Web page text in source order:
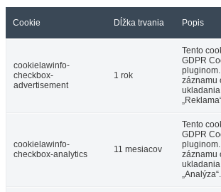
Cookie Dĺžka trvania Popis
cookielawinfo-
checkbox-
advertisement
1 rok
Tento
GDPR
záznamu
cookielawinfo-
checkbox-analytics
11 mesiacov
Tento
GDPR
záznamu
„Analýza“.